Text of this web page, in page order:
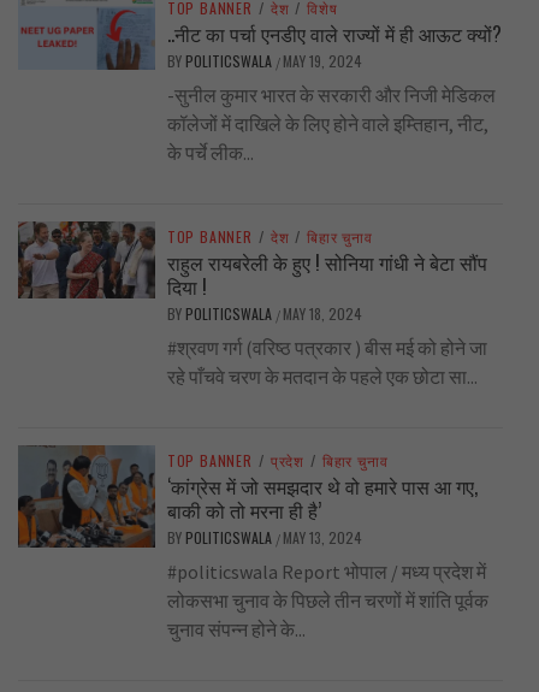
TOP BANNER / देश / विशेष
..नीट का पर्चा एनडीए वाले राज्यों में ही आऊट क्यों?
BY POLITICSWALA / MAY 19, 2024
-सुनील कुमार भारत के सरकारी और निजी मेडिकल
कॉलेजों में दाखिले के लिए होने वाले इम्तिहान, नीट,
के पर्चे लीक...
TOP BANNER / देश / बिहार चुनाव
राहुल रायबरेली के हुए ! सोनिया गांधी ने बेटा सौंप
दिया !
BY POLITICSWALA / MAY 18, 2024
#श्रवण गर्ग (वरिष्ठ पत्रकार ) बीस मई को होने जा
रहे पाँचवे चरण के मतदान के पहले एक छोटा सा...
TOP BANNER / प्रदेश / बिहार चुनाव
‘कांग्रेस में जो समझदार थे वो हमारे पास आ गए,
बाकी को तो मरना ही है’
BY POLITICSWALA / MAY 13, 2024
#politicswala Report भोपाल / मध्य प्रदेश में
लोकसभा चुनाव के पिछले तीन चरणों में शांति पूर्वक
चुनाव संपन्न होने के...